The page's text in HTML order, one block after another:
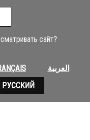
сайт?
العربية
РУССКИЙ